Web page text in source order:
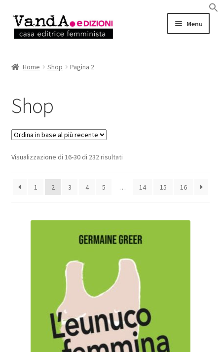
Vai
alla
Vai
al
Menu
AUTRICI e AUTORI
EVENTI
RASSEGNA STAMPA
CHI SIAMO
Home Shop Pagina 2
Shop
Visualizzazione di 16-30 di 232 risultatiOrdina
al
1 2 3 4 5 … 14 15 16